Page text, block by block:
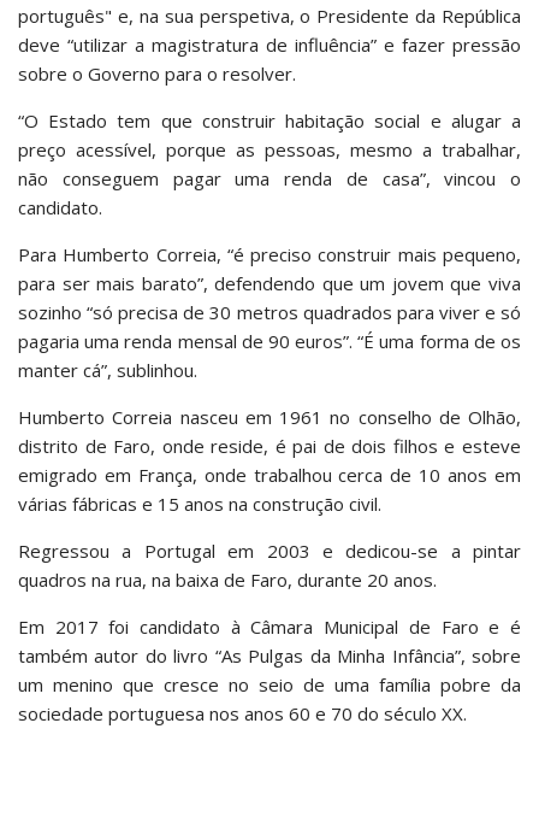
português" e, na sua perspetiva, o Presidente da República
deve “utilizar a magistratura de influência” e fazer pressão
sobre o Governo para o resolver.
“O Estado tem que construir habitação social e alugar a
preço acessível, porque as pessoas, mesmo a trabalhar,
não conseguem pagar uma renda de casa”, vincou o
candidato.
Para Humberto Correia, “é preciso construir mais pequeno,
para ser mais barato”, defendendo que um jovem que viva
sozinho “só precisa de 30 metros quadrados para viver e só
pagaria uma renda mensal de 90 euros”. “É uma forma de os
manter cá”, sublinhou.
Humberto Correia nasceu em 1961 no conselho de Olhão,
distrito de Faro, onde reside, é pai de dois filhos e esteve
emigrado em França, onde trabalhou cerca de 10 anos em
várias fábricas e 15 anos na construção civil.
Regressou a Portugal em 2003 e dedicou-se a pintar
quadros na rua, na baixa de Faro, durante 20 anos.
Em 2017 foi candidato à Câmara Municipal de Faro e é
também autor do livro “As Pulgas da Minha Infância”, sobre
um menino que cresce no seio de uma família pobre da
sociedade portuguesa nos anos 60 e 70 do século XX.